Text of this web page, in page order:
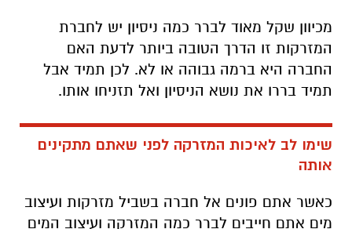
מכיוון שקל מאוד לברר כמה ניסיון יש לחברת
המזרקות זו הדרך הטובה ביותר לדעת האם
החברה היא ברמה גבוהה או לא. לכן תמיד אבל
תמיד בררו את נושא הניסיון ואל תזניחו אותו.
שימו לב לאיכות המזרקה לפני שאתם מתקינים
אותה
כאשר אתם פונים אל חברה בשביל מזרקות ועיצוב
מים אתם חייבים לברר כמה המזרקה ועיצוב המים